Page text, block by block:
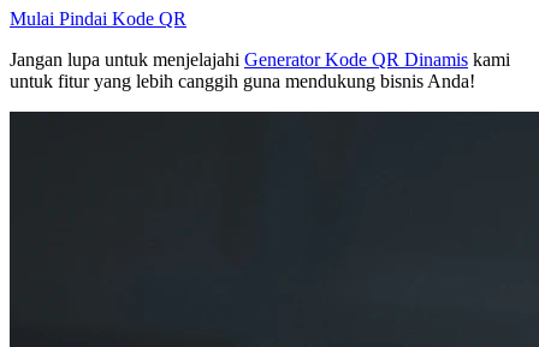
Mulai Pindai Kode QR
Jangan lupa untuk menjelajahi Generator Kode QR Dinamis kami
untuk fitur yang lebih canggih guna mendukung bisnis Anda!